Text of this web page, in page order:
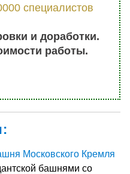
специалистов
и доработки.
работы.
Московского Кремля
башнями со